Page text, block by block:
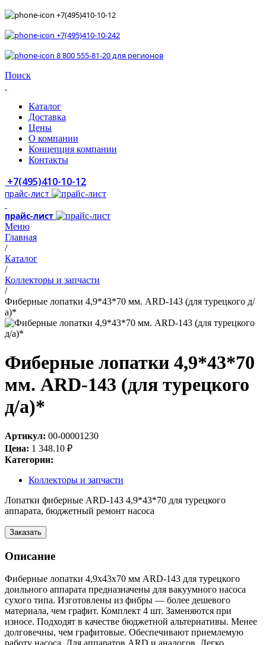
+7(495)410-10-12
+7(495)410-10-242
8 800 555-81-20 для регионов
Поиск
Каталог
Доставка
Цены
О компании
Концепция компании
Контакты
+7(495)410-10-12
прайс-лист
прайс-лист
Меню
Главная
/
Каталог
/
Коллекторы и запчасти
/
Фиберные лопатки 4,9*43*70 мм. ARD-143 (для турецкого д/
а)*
Фиберные лопатки 4,9*43*70
мм. ARD-143 (для турецкого
д/а)*
Артикул: 00-00001230
Цена: 1 348.10 ₽
Категории:
Коллекторы и запчасти
Лопатки фиберные ARD-143 4,9*43*70 для турецкого
аппарата, бюджетный ремонт насоса
Заказать
Описание
Фиберные лопатки 4,9х43х70 мм ARD-143 для турецкого
доильного аппарата предназначены для вакуумного насоса
сухого типа. Изготовлены из фибры — более дешевого
материала, чем графит. Комплект 4 шт. Заменяются при
износе. Подходят в качестве бюджетной альтернативы. Менее
долговечны, чем графитовые. Обеспечивают приемлемую